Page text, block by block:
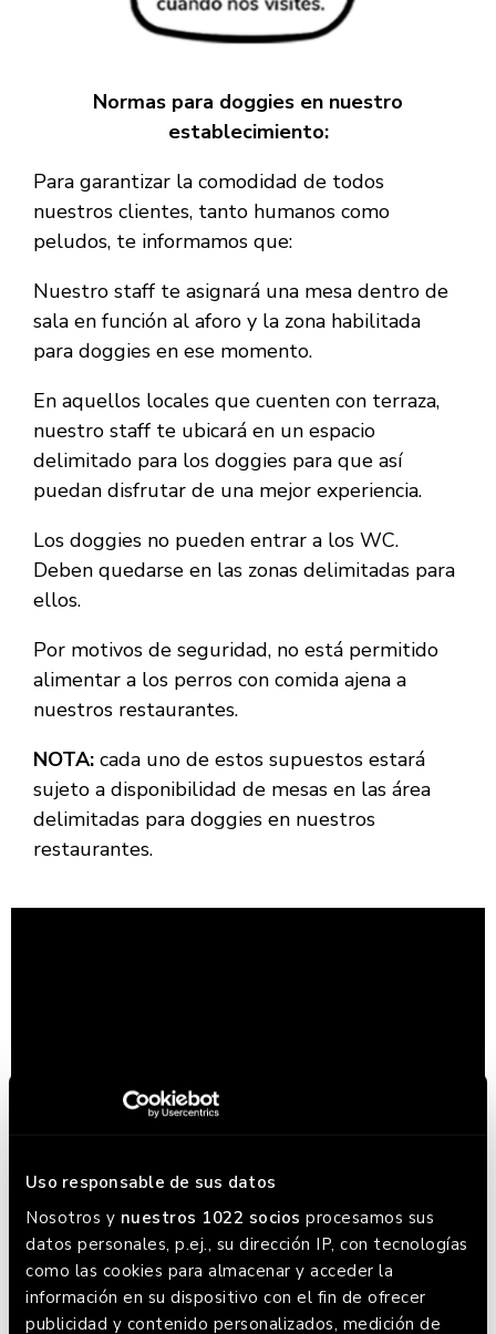
Uso responsable de sus datos
Nosotros y nuestros 1022 socios procesamos sus
datos personales, p.ej., su dirección IP, con tecnologías
como las cookies para almacenar y acceder la
información en su dispositivo con el fin de ofrecer
publicidad y contenido personalizados, medición de
Normas para doggies en nuestro
establecimiento:
Para garantizar la comodidad de todos
nuestros clientes, tanto humanos como
peludos, te informamos que:
Nuestro staff te asignará una mesa dentro de
sala en función al aforo y la zona habilitada
para doggies en ese momento.
En aquellos locales que cuenten con terraza,
nuestro staff te ubicará en un espacio
delimitado para los doggies para que así
puedan disfrutar de una mejor experiencia.
Los doggies no pueden entrar a los WC.
Deben quedarse en las zonas delimitadas para
ellos.
Por motivos de seguridad, no está permitido
alimentar a los perros con comida ajena a
nuestros restaurantes.
NOTA: cada uno de estos supuestos estará
sujeto a disponibilidad de mesas en las área
delimitadas para doggies en nuestros
restaurantes.